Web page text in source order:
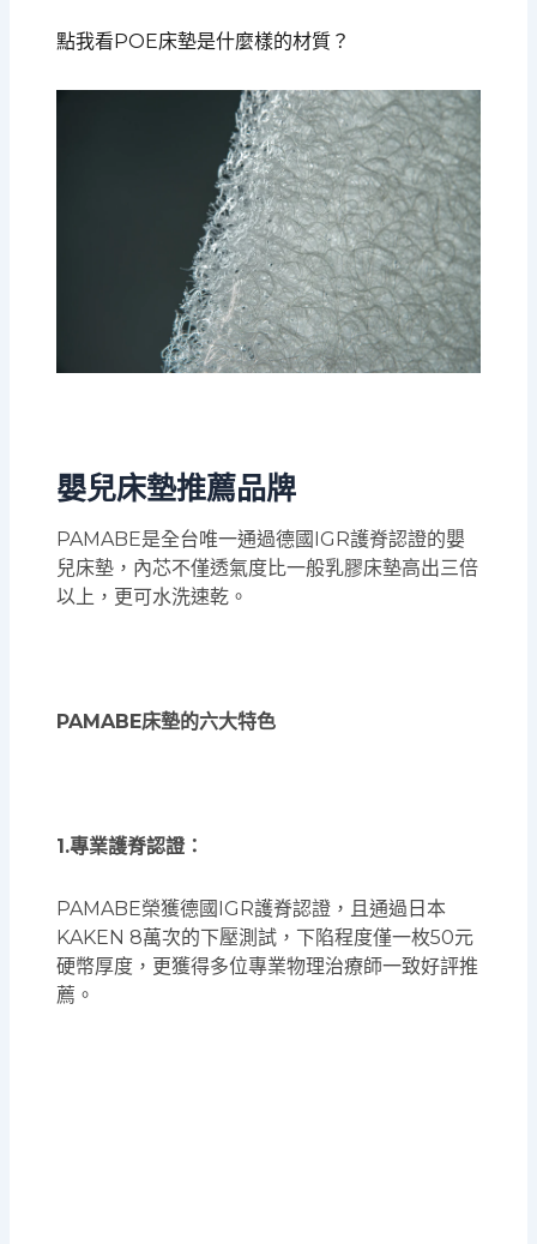
點我看POE床墊是什麼樣的材質？
嬰兒床墊推薦品牌
PAMABE是全台唯一通過德國IGR護脊認證的嬰
兒床墊，內芯不僅透氣度比一般乳膠床墊高出三倍
以上，更可水洗速乾。
PAMABE床墊的六大特色
1.專業護脊認證：
PAMABE榮獲德國IGR護脊認證，且通過日本
KAKEN 8萬次的下壓測試，下陷程度僅一枚50元
硬幣厚度，更獲得多位專業物理治療師一致好評推
薦。